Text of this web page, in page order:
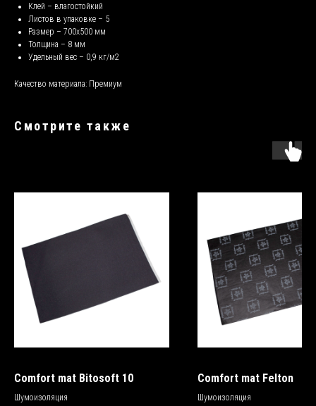
Клей – влагостойкий
Листов в упаковке – 5
Размер – 700х500 мм
Толщина – 8 мм
Удельный вес – 0,9 кг/м2
Качество материала: Премиум
Смотрите также
Comfort mat Bitosoft 10
Шумоизоляция
Comfort mat Felton
Шумоизоляция